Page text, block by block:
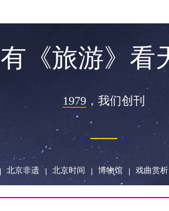
有《旅游》看
1979 ， 我们创刊
北京非遗 北京时间 博物馆 戏曲赏析